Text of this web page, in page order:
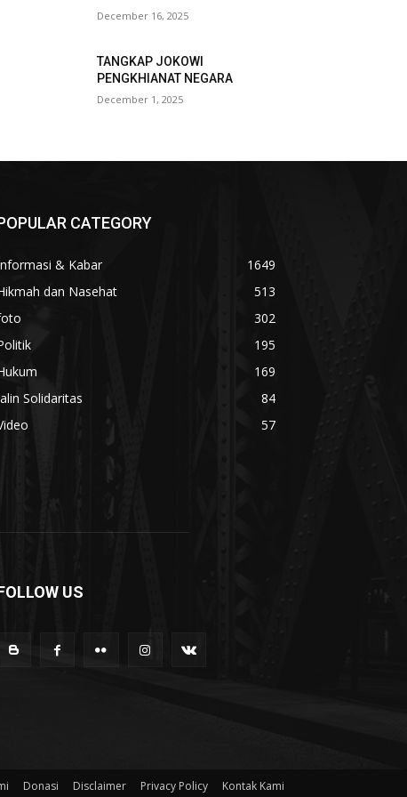
December 16, 2025
TANGKAP JOKOWI
PENGKHIANAT NEGARA
December 1, 2025
CATEGORY
& Kabar
1649
dan Nasehat
513
302
195
169
Solidaritas
84
57
US
Donasi Disclaimer Privacy Policy Kontak Kami